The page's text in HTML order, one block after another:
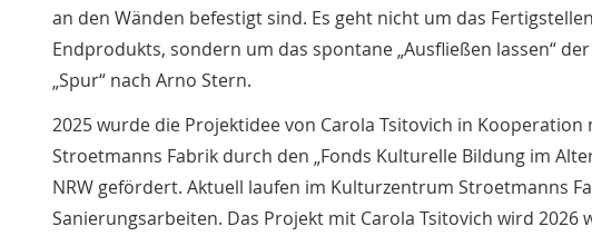
an den Wänden befestigt sind. Es geht nicht um das
Endprodukts, sondern um das spontane „Ausfließen lassen“
„Spur“ nach Arno Stern.
2025 wurde die Projektidee von Carola Tsitovich in Kooperation
Stroetmanns Fabrik durch den „Fonds Kulturelle Bildung im
NRW gefördert. Aktuell laufen im Kulturzentrum Stroetmanns
Sanierungsarbeiten. Das Projekt mit Carola Tsitovich wird 2026